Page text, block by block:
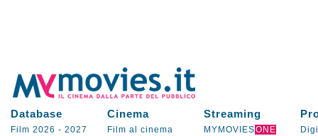
Database Cinema Streaming
Film 2026 - 2027 Film al cinema MYMOVIESONE